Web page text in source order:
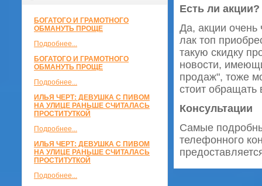
БОГАТОГО И ГРАМОТНОГО
ОБМАНУТЬ ПРОЩЕ
Подробнее...
БОГАТОГО И ГРАМОТНОГО
ОБМАНУТЬ ПРОЩЕ
Подробнее...
ИЛЬЯ ЧЕРТ: ДЕВУШКА С ПИВОМ
НА УЛИЦЕ РАНЬШЕ СЧИТАЛАСЬ
ПРОСТИТУТКОЙ
Подробнее...
ИЛЬЯ ЧЕРТ: ДЕВУШКА С ПИВОМ
НА УЛИЦЕ РАНЬШЕ СЧИТАЛАСЬ
ПРОСТИТУТКОЙ
Подробнее...
Есть ли акции?
Да, акции очень
лак топ
такую скидку
новости,
продаж", тоже
стоит обращать
Консультации
Самые
телефонного